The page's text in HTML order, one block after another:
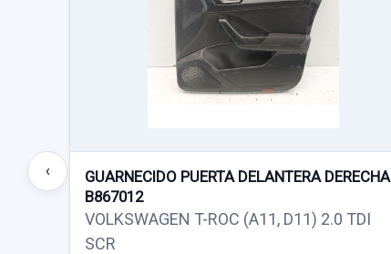
‹
GUARNECIDO PUERTA DELANTERA DERECHA
B867012
VOLKSWAGEN T-ROC (A11, D11) 2.0 TDI
SCR